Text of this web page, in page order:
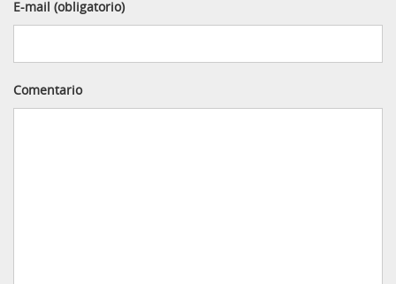
E-mail (obligatorio)
Comentario